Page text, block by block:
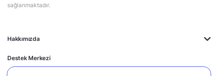
Hakkımızda
Destek Merkezi
sağlanmaktadır.